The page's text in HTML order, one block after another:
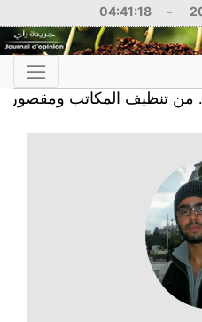
-
04:41:19
المكاتب ومقصورة